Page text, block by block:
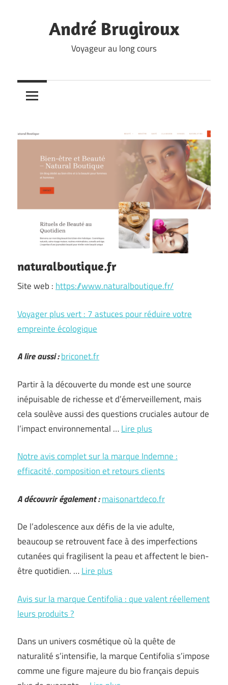
André Brugiroux
Voyageur au long cours
naturalboutique.fr
Site web : https://www.naturalboutique.fr/
Voyager plus vert : 7 astuces pour réduire votre
empreinte écologique
A lire aussi :briconet.fr
Partir à la découverte du monde est une source
inépuisable de richesse et d’émerveillement, mais
cela soulève aussi des questions cruciales autour de
l’impact environnemental …Lire plus
Notre avis complet sur la marque Indemne :
efficacité, composition et retours clients
A découvrir également :maisonartdeco.fr
De l’adolescence aux défis de la vie adulte,
beaucoup se retrouvent face à des imperfections
cutanées qui fragilisent la peau et affectent le bien-
être quotidien. …Lire plus
Avis sur la marque Centifolia : que valent réellement
leurs produits ?
Dans un univers cosmétique où la quête de
naturalité s’intensifie, la marque Centifolia s’impose
comme une figure majeure du bio français depuis